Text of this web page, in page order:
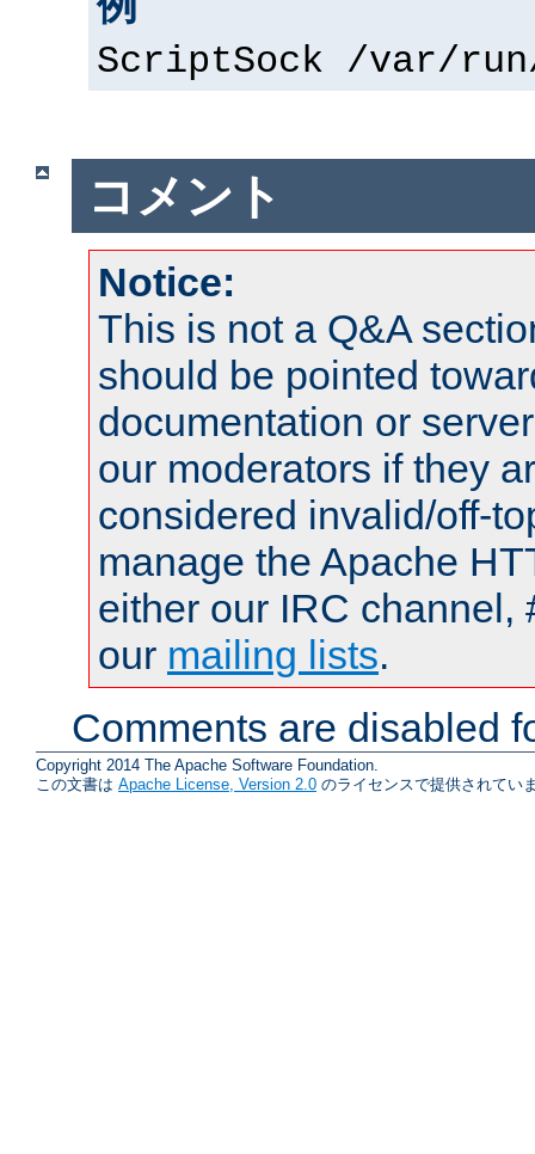
ScriptSock /var/
コメント
Notice:
This is not a Q&A
should be pointed
documentation or
our moderators if they
considered invalid/off-
manage the Apache
either our IRC channel,
our mailing lists.
Comments are disabled
Copyright 2014 The Apache Software Foundation.
この文書は Apache License, Version 2.0 のライセンスで提供されてい